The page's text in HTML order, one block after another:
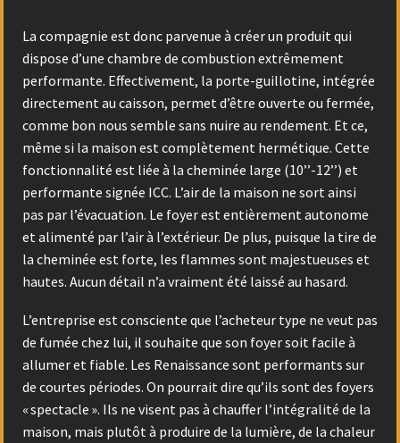
La compagnie est donc parvenue à créer un produit qui
dispose d’une chambre de combustion extrêmement
performante. Effectivement, la porte-guillotine, intégrée
directement au caisson, permet d’être ouverte ou fermée,
comme bon nous semble sans nuire au rendement. Et ce,
même si la maison est complètement hermétique. Cette
fonctionnalité est liée à la cheminée large (10’’-12’’) et
performante signée ICC. L’air de la maison ne sort ainsi
pas par l’évacuation. Le foyer est entièrement autonome
et alimenté par l’air à l’extérieur. De plus, puisque la tire de
la cheminée est forte, les flammes sont majestueuses et
hautes. Aucun détail n’a vraiment été laissé au hasard.
L’entreprise est consciente que l’acheteur type ne veut pas
de fumée chez lui, il souhaite que son foyer soit facile à
allumer et fiable. Les Renaissance sont performants sur
de courtes périodes. On pourrait dire qu’ils sont des foyers
« spectacle ». Ils ne visent pas à chauffer l’intégralité de la
maison, mais plutôt à produire de la lumière, de la chaleur